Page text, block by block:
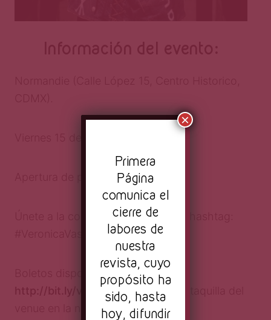
Apertura de puertas: 22:30.
Únete a la conversación usando el hashtag:
#VeronicaVasickaIsBack
http://bit.ly/vasickatickets o en la taquilla del
venue en la noche del evento.
Primera
Página
comunica el
cierre de
labores de
nuestra
revista, cuyo
propósito ha
sido, hasta
hoy, difundir
×